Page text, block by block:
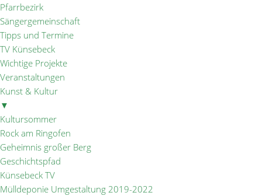
Pfarrbezirk
Sängergemeinschaft
Tipps und Termine
TV Künsebeck
Wichtige Projekte
Veranstaltungen
Kunst & Kultur
▼
Kultursommer
Rock am Ringofen
Geheimnis großer Berg
Geschichtspfad
Künsebeck TV
Mülldeponie Umgestaltung 2019-2022